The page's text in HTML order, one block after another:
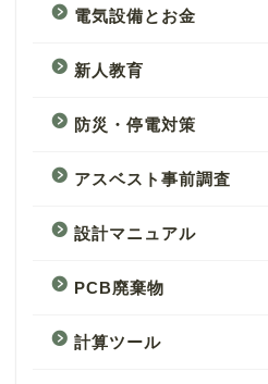
電気設備とお金
新人教育
防災・停電対策
アスベスト事前調査
設計マニュアル
PCB廃棄物
計算ツール